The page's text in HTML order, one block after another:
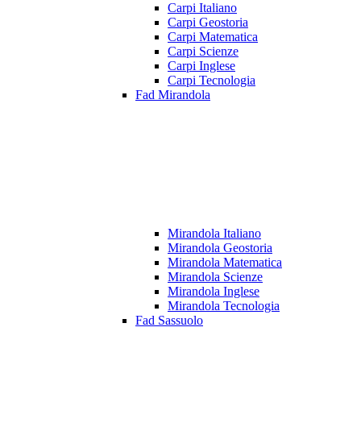
Carpi Italiano
Carpi Geostoria
Carpi Matematica
Carpi Scienze
Carpi Inglese
Carpi Tecnologia
Fad Mirandola
Mirandola Italiano
Mirandola Geostoria
Mirandola Matematica
Mirandola Scienze
Mirandola Inglese
Mirandola Tecnologia
Fad Sassuolo